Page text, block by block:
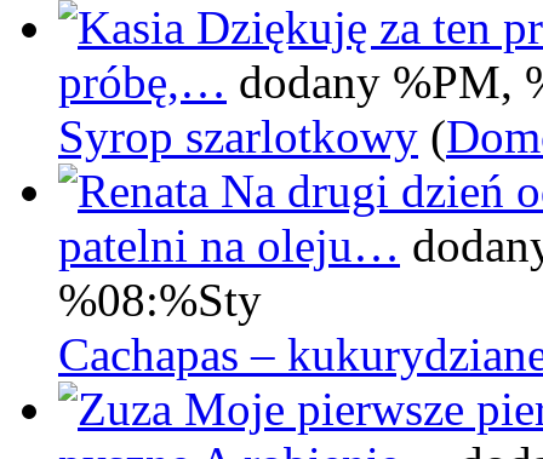
Dziękuję za ten
próbę,… dodany %PM,
Syrop szarlotkowy (
Na drugi dzień
patelni na oleju…
%08:%Sty
Cachapas –
Moje pierwsze